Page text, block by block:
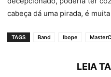
cabeça dá uma pirada, é
TAGS Band Ibope
LEIA